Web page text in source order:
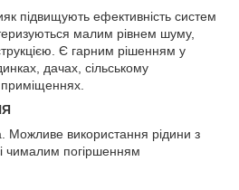
підвищують ефективність систем
малим рівнем шуму,
Є гарним рішенням у
дачах, сільському
приміщеннях.
Можливе використання рідини з
чималим погіршенням